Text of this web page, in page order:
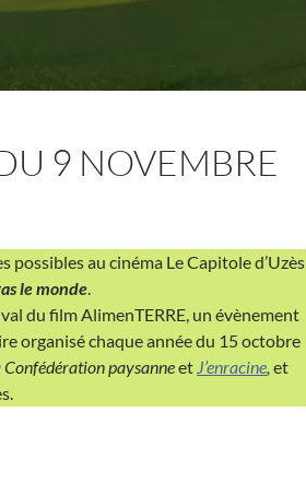
9 NOVEMBRE
possibles au cinéma Le Capitole d’Uzès
le monde.
du film AlimenTERRE, un évènement
organisé chaque année du 15 octobre
Confédération paysanneet J’enracine, et